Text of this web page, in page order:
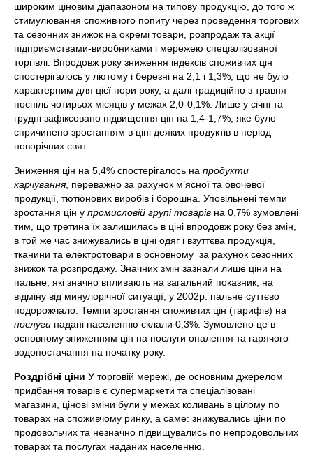
широким ціновим діапазоном на типову продукцію, до того ж
стимулювання споживчого попиту через проведення торгових
та сезонних знижок на окремі товари, розпродаж та акції
підприємствами-виробниками і мережею спеціалізованої
торгівлі. Впродовж року зниження індексів споживчих цін
спостерігалось у лютому і березні на 2,1 і 1,3%, що не було
характерним для цієї пори року, а далі традиційно з травня
поспіль чотирьох місяців у межах 2,0-0,1%. Лише у січні та
грудні зафіксовано підвищення цін на 1,4-1,7%, яке було
спричинено зростанням в ціні деяких продуктів в період
новорічних свят.
Зниження цін на 5,4% спостерігалось на продукти
харчування, переважно за рахунок м’ясної та овочевої
продукції, тютюнових виробів і борошна. Уповільнені темпи
зростання цін у промисловій групі товарів на 0,7% зумовлені
тим, що третина їх залишилась в ціні впродовж року без змін,
в той же час знижувались в ціні одяг і взуттєва продукція,
тканини та електротовари в основному за рахунок сезонних
знижок та розпродажу. Значних змін зазнали лише ціни на
пальне, які значно впливають на загальний показник, на
відміну від минулорічної ситуації, у 2002р. пальне суттєво
подорожчало. Темпи зростання споживчих цін (тарифів) на
послуги надані населенню склали 0,3%. Зумовлено це в
основному зниженням цін на послуги опалення та гарячого
водопостачання на початку року.
Роздрібні ціни У торговій мережі, де основним джерелом
придбання товарів є супермаркети та спеціалізовані
магазини, цінові зміни були у межах коливань в цілому по
товарах на споживчому ринку, а саме: знижувались ціни по
продовольчих та незначно підвищувались по непродовольчих
товарах та послугах наданих населенню.